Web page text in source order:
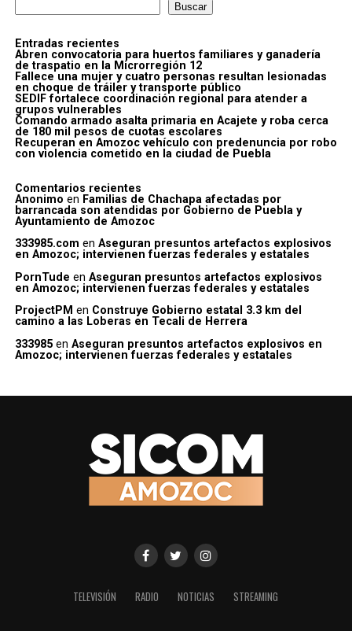
Buscar
Entradas recientes
Abren convocatoria para huertos familiares y ganadería
de traspatio en la Microrregión 12
Fallece una mujer y cuatro personas resultan lesionadas
en choque de tráiler y transporte público
SEDIF fortalece coordinación regional para atender a
grupos vulnerables
Comando armado asalta primaria en Acajete y roba cerca
de 180 mil pesos de cuotas escolares
Recuperan en Amozoc vehículo con predenuncia por robo
con violencia cometido en la ciudad de Puebla
Comentarios recientes
Anonimo en Familias de Chachapa afectadas por
barrancada son atendidas por Gobierno de Puebla y
Ayuntamiento de Amozoc
333985.com en Aseguran presuntos artefactos explosivos
en Amozoc; intervienen fuerzas federales y estatales
PornTude en Aseguran presuntos artefactos explosivos
en Amozoc; intervienen fuerzas federales y estatales
ProjectPM en Construye Gobierno estatal 3.3 km del
camino a las Loberas en Tecali de Herrera
333985en Aseguran presuntos artefactos explosivos en
Amozoc; intervienen fuerzas federales y estatales
TELEVISIÓN RADIO NOTICIAS STREAMING